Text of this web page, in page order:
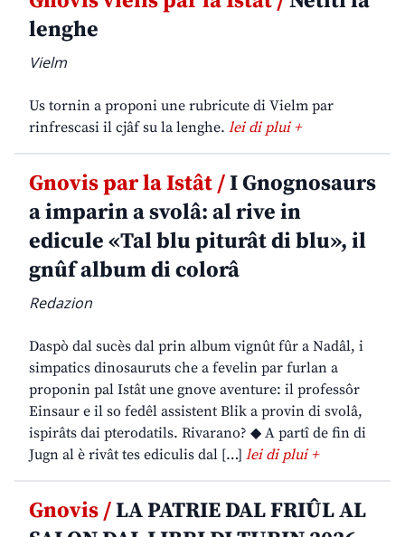
lenghe
Vielm
Us tornin a proponi une rubricute di Vielm par
rinfrescasi il cjâf su la lenghe. lei di plui +
Gnovis par la Istât /I Gnognosaurs
a imparin a svolâ: al rive in
edicule «Tal blu piturât di blu», il
gnûf album di colorâ
Redazion
Daspò dal sucès dal prin album vignût fûr a Nadâl, i
simpatics dinosauruts che a fevelin par furlan a
proponin pal Istât une gnove aventure: il professôr
Einsaur e il so fedêl assistent Blik a provin di svolâ,
ispirâts dai pterodatils. Rivarano? ◆ A partî de fin di
Jugn al è rivât tes ediculis dal […] lei di plui +
Gnovis /LA PATRIE DAL FRIÛL AL